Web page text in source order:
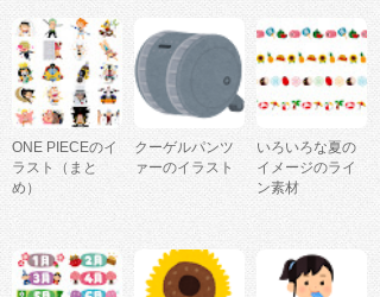
ONE PIECEのイ
ラスト（まと
め）
クーゲルパンツ
ァーのイラスト
いろいろな夏の
イメージのライ
ン素材